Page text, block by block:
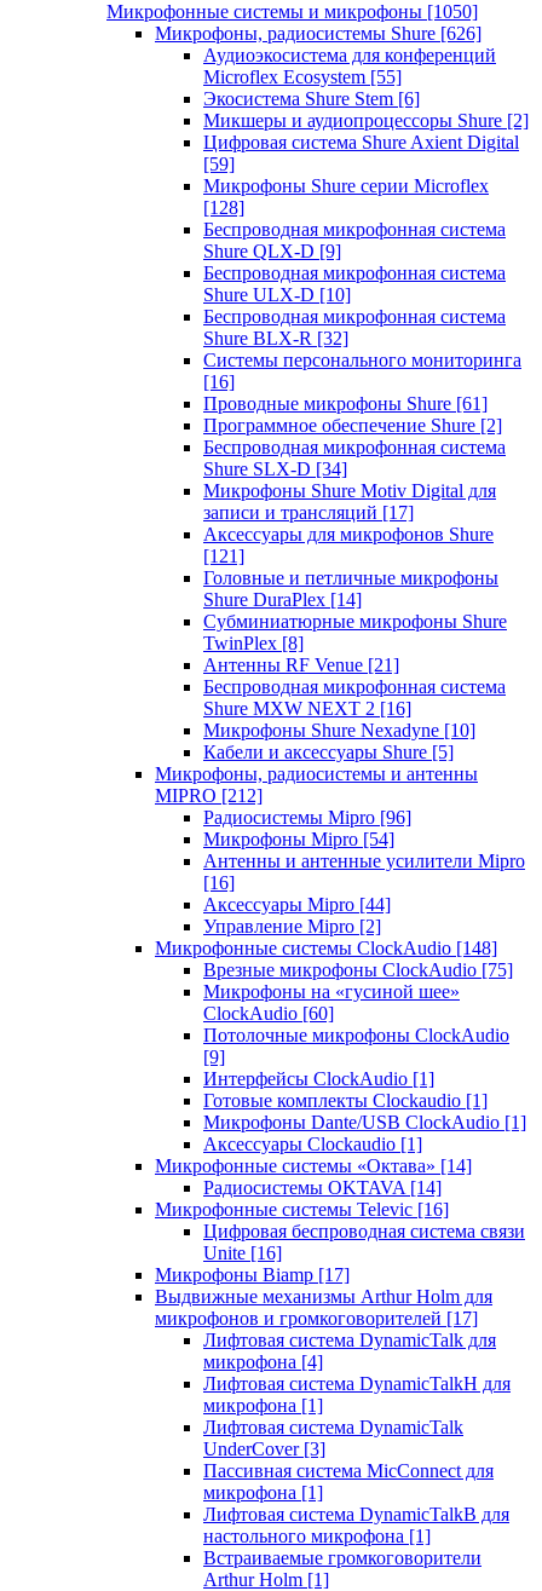
Микрофонные системы и микрофоны [1050]
Микрофоны, радиосистемы Shure [626]
Аудиоэкосистема для конференций
Microflex Ecosystem [55]
Экосистема Shure Stem [6]
Микшеры и аудиопроцессоры Shure [2]
Цифровая система Shure Axient Digital
[59]
Микрофоны Shure серии Microflex
[128]
Беспроводная микрофонная система
Shure QLX-D [9]
Беспроводная микрофонная система
Shure ULX-D [10]
Беспроводная микрофонная система
Shure BLX-R [32]
Системы персонального мониторинга
[16]
Проводные микрофоны Shure [61]
Программное обеспечение Shure [2]
Беспроводная микрофонная система
Shure SLX-D [34]
Микрофоны Shure Motiv Digital для
записи и трансляций [17]
Аксессуары для микрофонов Shure
[121]
Головные и петличные микрофоны
Shure DuraPlex [14]
Субминиатюрные микрофоны Shure
TwinPlex [8]
Антенны RF Venue [21]
Беспроводная микрофонная система
Shure MXW NEXT 2 [16]
Микрофоны Shure Nexadyne [10]
Кабели и аксессуары Shure [5]
Микрофоны, радиосистемы и антенны
MIPRO [212]
Радиосистемы Mipro [96]
Микрофоны Mipro [54]
Антенны и антенные усилители Mipro
[16]
Аксессуары Mipro [44]
Управление Mipro [2]
Микрофонные системы ClockAudio [148]
Врезные микрофоны ClockAudio [75]
Микрофоны на «гусиной шее»
ClockAudio [60]
Потолочные микрофоны ClockAudio
[9]
Интерфейсы ClockAudio [1]
Готовые комплекты Clockaudio [1]
Микрофоны Dante/USB ClockAudio [1]
Аксессуары Clockaudio [1]
Микрофонные системы «Октава» [14]
Радиосистемы OKTAVA [14]
Микрофонные системы Televic [16]
Цифровая беспроводная система связи
Unite [16]
Микрофоны Biamp [17]
Выдвижные механизмы Arthur Holm для
микрофонов и громкоговорителей [17]
Лифтовая система DynamicTalk для
микрофона [4]
Лифтовая система DynamicTalkH для
микрофона [1]
Лифтовая система DynamicTalk
UnderCover [3]
Пассивная система MicConnect для
микрофона [1]
Лифтовая система DynamicTalkB для
настольного микрофона [1]
Встраиваемые громкоговорители
Arthur Holm [1]